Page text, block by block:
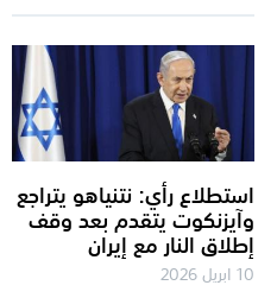
استطلاع رأي: نتنياهو يتراجع
وآيزنكوت يتقدم بعد وقف
إطلاق النار مع إيران
10 ابريل 2026